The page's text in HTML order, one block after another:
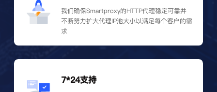
我们确保Smartproxy的HTTP代理稳定可靠并
不断努力扩大代理IP池大小以满足每个客户的需
求
7*24支持